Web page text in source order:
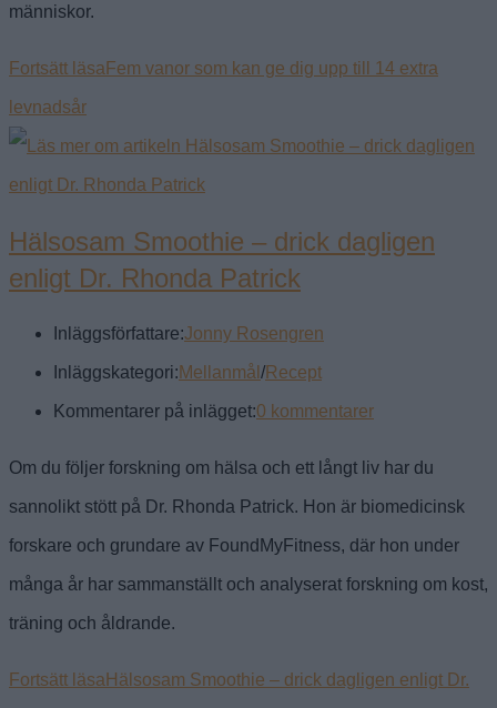
människor.
Fortsätt läsa Fem vanor som kan ge dig upp till 14 extra
levnadsår
Hälsosam Smoothie – drick dagligen
enligt Dr. Rhonda Patrick
Inläggsförfattare:Jonny Rosengren
Inläggskategori: Mellanmål /Recept
Kommentarer på inlägget:0 kommentarer
Om du följer forskning om hälsa och ett långt liv har du
sannolikt stött på Dr. Rhonda Patrick. Hon är biomedicinsk
forskare och grundare av FoundMyFitness, där hon under
många år har sammanställt och analyserat forskning om kost,
träning och åldrande.
Fortsätt läsa Hälsosam Smoothie – drick dagligen enligt Dr.